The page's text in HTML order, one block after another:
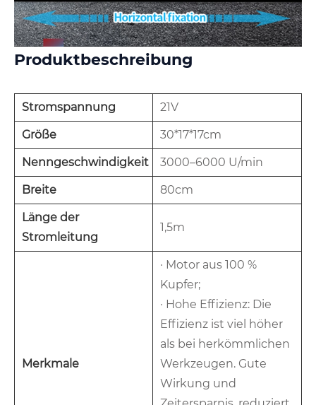
Produktbeschreibung
Stromspannung 21V
Größe 30*17*17cm
Nenngeschwindigkeit 3000–6000 U/min
Breite 80cm
Länge der
Stromleitung
1,5m
Merkmale
· Motor aus 100 %
Kupfer;
· Hohe Effizienz: Die
Effizienz ist viel höher
als bei herkömmlichen
Werkzeugen. Gute
Wirkung und